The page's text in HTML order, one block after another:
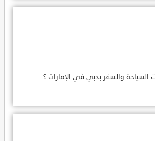
والسفر بدبي في الإمارات ؟